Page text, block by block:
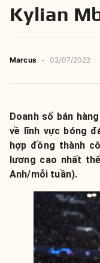
Kylian
Marcus - 02/07/2022
Doanh số bán
về lĩnh vực bóng
hợp đồng thành
lương cao nhất
Anh/mỗi tuần).